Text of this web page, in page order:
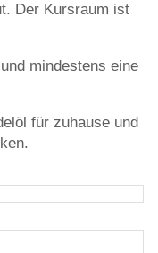
Der Kursraum ist
mindestens eine
für zuhause und